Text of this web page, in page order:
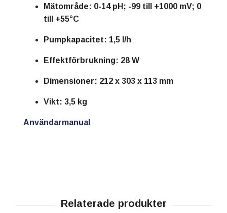
Mätområde: 0-14 pH; -99 till +1000 mV; 0
till +55°C
Pumpkapacitet: 1,5 l/h
Effektförbrukning: 28 W
Dimensioner: 212 x 303 x 113 mm
Vikt: 3,5 kg
Användarmanual